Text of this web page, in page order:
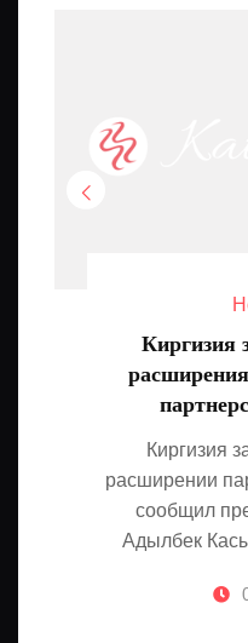
Киргизия
Киргизия
расширении
сообщил
Адылбек